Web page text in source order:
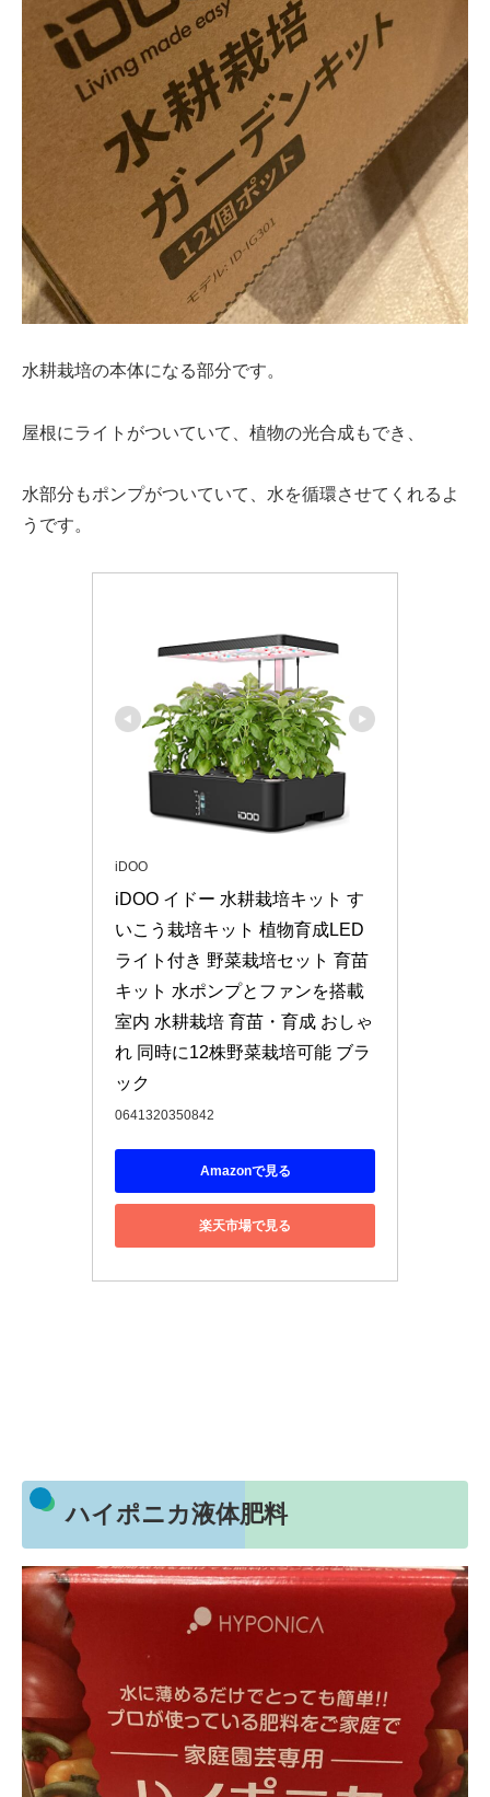
水耕栽培の本体になる部分です。
屋根にライトがついていて、植物の光合成もでき、
水部分もポンプがついていて、水を循環させてくれるよ
うです。
iDOO
iDOO イドー 水耕栽培キット す
いこう栽培キット 植物育成LED
ライト付き 野菜栽培セット 育苗
キット 水ポンプとファンを搭載
室内 水耕栽培 育苗・育成 おしゃ
れ 同時に12株野菜栽培可能 ブラ
ック
0641320350842
Amazonで見る
楽天市場で見る
ハイポニカ液体肥料